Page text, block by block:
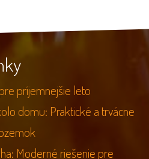
príjemnejšie leto
domu: Praktické a trvácne
Moderné riešenie pre